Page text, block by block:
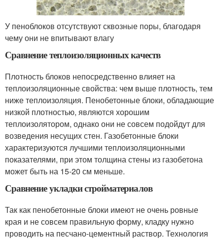
У пеноблоков отсутствуют сквозные поры, благодаря
чему они не впитывают влагу
Сравнение теплоизоляционных качеств
Плотность блоков непосредственно влияет на
теплоизоляционные свойства: чем выше плотность, тем
ниже теплоизоляция. Пенобетонные блоки, обладающие
низкой плотностью, являются хорошим
теплоизолятором, однако они не совсем подойдут для
возведения несущих стен. Газобетонные блоки
характеризуются лучшими теплоизоляционными
показателями, при этом толщина стены из газобетона
может быть на 15-20 см меньше.
Сравнение укладки стройматериалов
Так как пенобетонные блоки имеют не очень ровные
края и не совсем правильную форму, кладку нужно
проводить на песчано-цементный раствор. Технология